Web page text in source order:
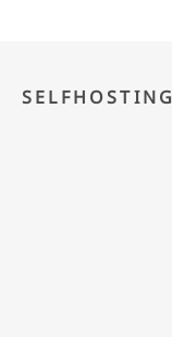
SELFHOSTING